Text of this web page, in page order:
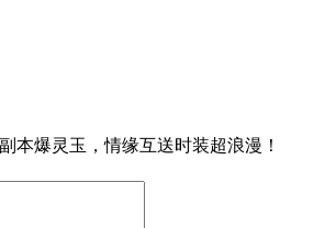
本爆灵玉，情缘互送时装超浪漫！​